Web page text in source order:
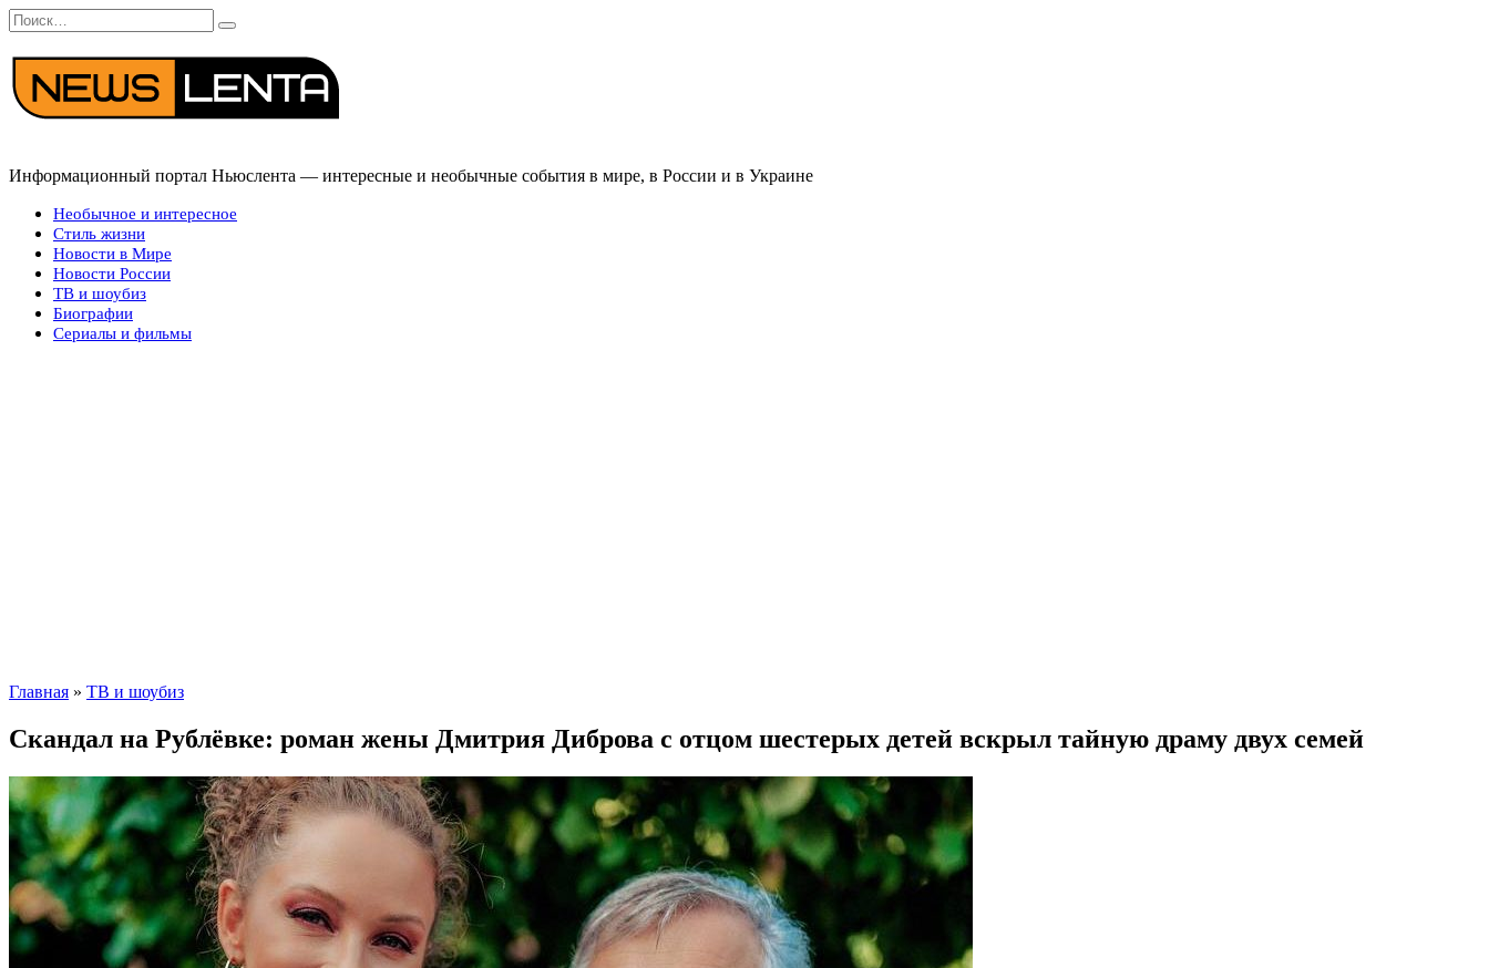
Перейти
к
содержанию
Search
for:
Информационный портал Ньюслента — интересные и необычные события в мире, в России и в Украине
Необычное и интересное
Стиль жизни
Новости в Мире
Новости России
ТВ и шоубиз
Биографии
Сериалы и фильмы
Главная » ТВ и шоубиз
Скандал на Рублёвке: роман жены Дмитрия Диброва с отцом шестерых детей вскрыл тайную драму двух семей